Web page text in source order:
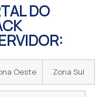
DO
Oeste Zona Sul